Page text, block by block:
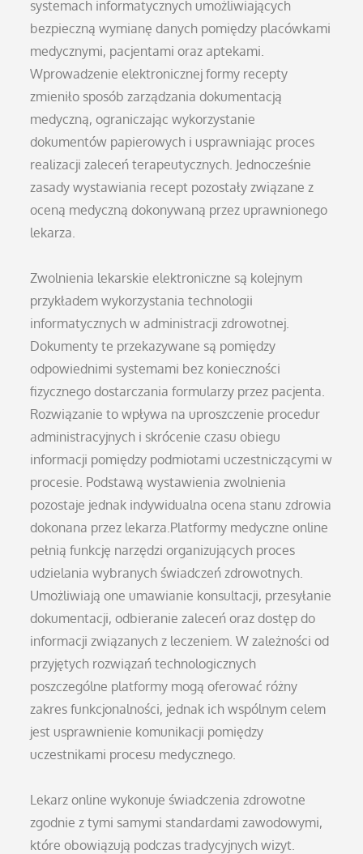
systemach informatycznych umożliwiających
bezpieczną wymianę danych pomiędzy placówkami
medycznymi, pacjentami oraz aptekami.
Wprowadzenie elektronicznej formy recepty
zmieniło sposób zarządzania dokumentacją
medyczną, ograniczając wykorzystanie
dokumentów papierowych i usprawniając proces
realizacji zaleceń terapeutycznych. Jednocześnie
zasady wystawiania recept pozostały związane z
oceną medyczną dokonywaną przez uprawnionego
lekarza.
Zwolnienia lekarskie elektroniczne są kolejnym
przykładem wykorzystania technologii
informatycznych w administracji zdrowotnej.
Dokumenty te przekazywane są pomiędzy
odpowiednimi systemami bez konieczności
fizycznego dostarczania formularzy przez pacjenta.
Rozwiązanie to wpływa na uproszczenie procedur
administracyjnych i skrócenie czasu obiegu
informacji pomiędzy podmiotami uczestniczącymi w
procesie. Podstawą wystawienia zwolnienia
pozostaje jednak indywidualna ocena stanu zdrowia
dokonana przez lekarza.Platformy medyczne online
pełnią funkcję narzędzi organizujących proces
udzielania wybranych świadczeń zdrowotnych.
Umożliwiają one umawianie konsultacji, przesyłanie
dokumentacji, odbieranie zaleceń oraz dostęp do
informacji związanych z leczeniem. W zależności od
przyjętych rozwiązań technologicznych
poszczególne platformy mogą oferować różny
zakres funkcjonalności, jednak ich wspólnym celem
jest usprawnienie komunikacji pomiędzy
uczestnikami procesu medycznego.
Lekarz online wykonuje świadczenia zdrowotne
zgodnie z tymi samymi standardami zawodowymi,
które obowiązują podczas tradycyjnych wizyt.